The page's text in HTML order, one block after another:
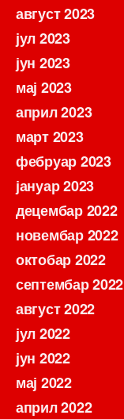
август 2023
јул 2023
јун 2023
мај 2023
април 2023
март 2023
фебруар 2023
јануар 2023
децембар 2022
новембар 2022
октобар 2022
септембар 2022
август 2022
јул 2022
јун 2022
мај 2022
април 2022